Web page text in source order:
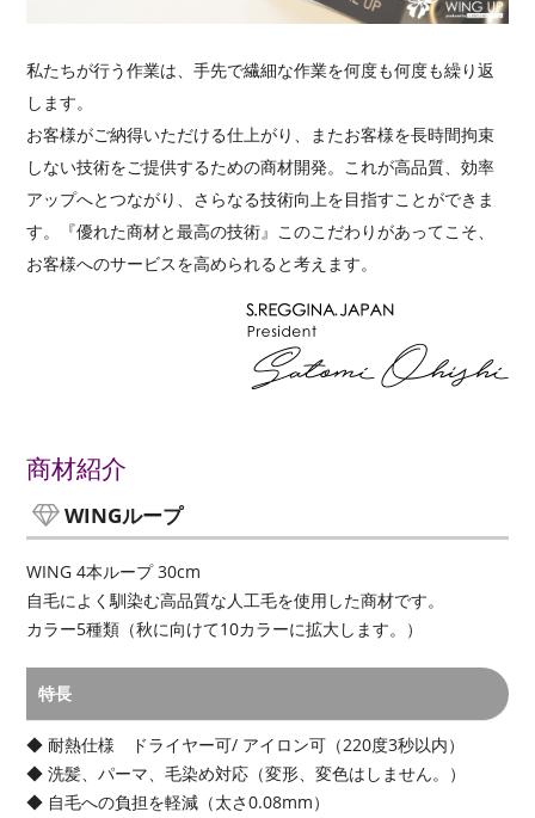
私たちが行う作業は、手先で繊細な作業を何度も何度も繰り返
します。
お客様がご納得いただける仕上がり、またお客様を長時間拘束
しない技術をご提供するための商材開発。これが高品質、効率
アップへとつながり、さらなる技術向上を目指すことができま
す。『優れた商材と最高の技術』このこだわりがあってこそ、
お客様へのサービスを高められると考えます。
商材紹介
WINGループ
WING 4本ループ 30cm
自毛によく馴染む高品質な人工毛を使用した商材です。
カラー5種類（秋に向けて10カラーに拡大します。）
特長
耐熱仕様 ドライヤー可/ アイロン可（220度3秒以内）
洗髪、パーマ、毛染め対応（変形、変色はしません。）
自毛への負担を軽減（太さ0.08mm）